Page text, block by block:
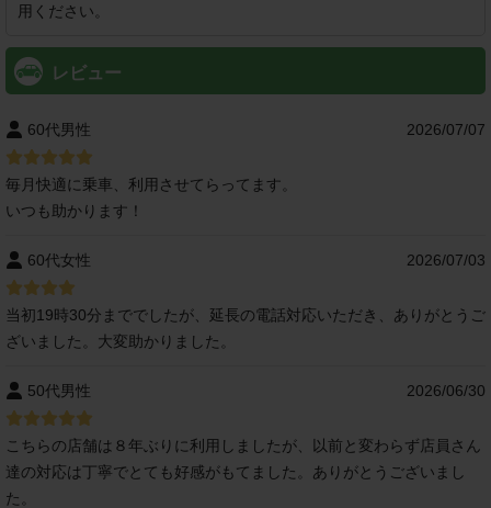
用ください。
レビュー
60代男性 2026/07/07
毎月快適に乗車、利用させてらってます。
いつも助かります！
60代女性 2026/07/03
当初19時30分まででしたが、延長の電話対応いただき、ありがとうご
ざいました。大変助かりました。
50代男性 2026/06/30
こちらの店舗は８年ぶりに利用しましたが、以前と変わらず店員さん
達の対応は丁寧でとても好感がもてました。ありがとうございまし
た。